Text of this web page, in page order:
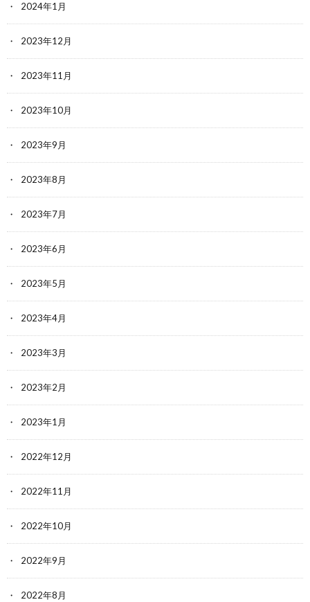
2024年1月
2023年12月
2023年11月
2023年10月
2023年9月
2023年8月
2023年7月
2023年6月
2023年5月
2023年4月
2023年3月
2023年2月
2023年1月
2022年12月
2022年11月
2022年10月
2022年9月
2022年8月